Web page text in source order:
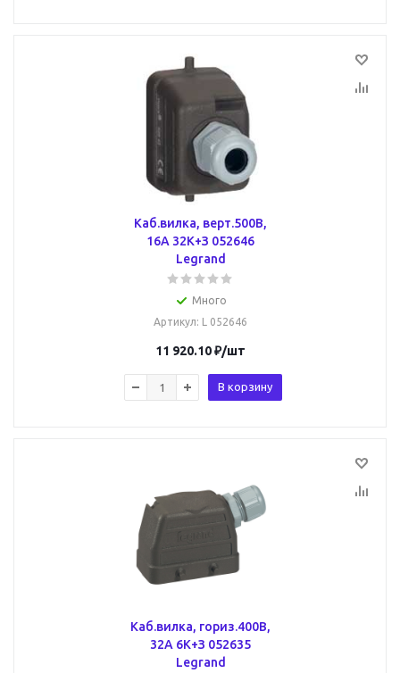
Каб.вилка, верт.500В,
16А 32К+З 052646
Legrand
Много
Артикул: L 052646
11 920.10₽/шт
В корзину
Каб.вилка, гориз.400В,
32А 6К+З 052635
Legrand